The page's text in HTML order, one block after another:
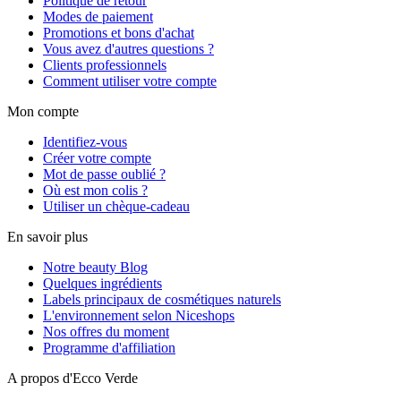
Modes de paiement
Promotions et bons d'achat
Vous avez d'autres questions ?
Clients professionnels
Comment utiliser votre compte
Mon compte
Identifiez-vous
Créer votre compte
Mot de passe oublié ?
Où est mon colis ?
Utiliser un chèque-cadeau
En savoir plus
Notre beauty Blog
Quelques ingrédients
Labels principaux de cosmétiques naturels
L'environnement selon Niceshops
Nos offres du moment
Programme d'affiliation
A propos d'Ecco Verde